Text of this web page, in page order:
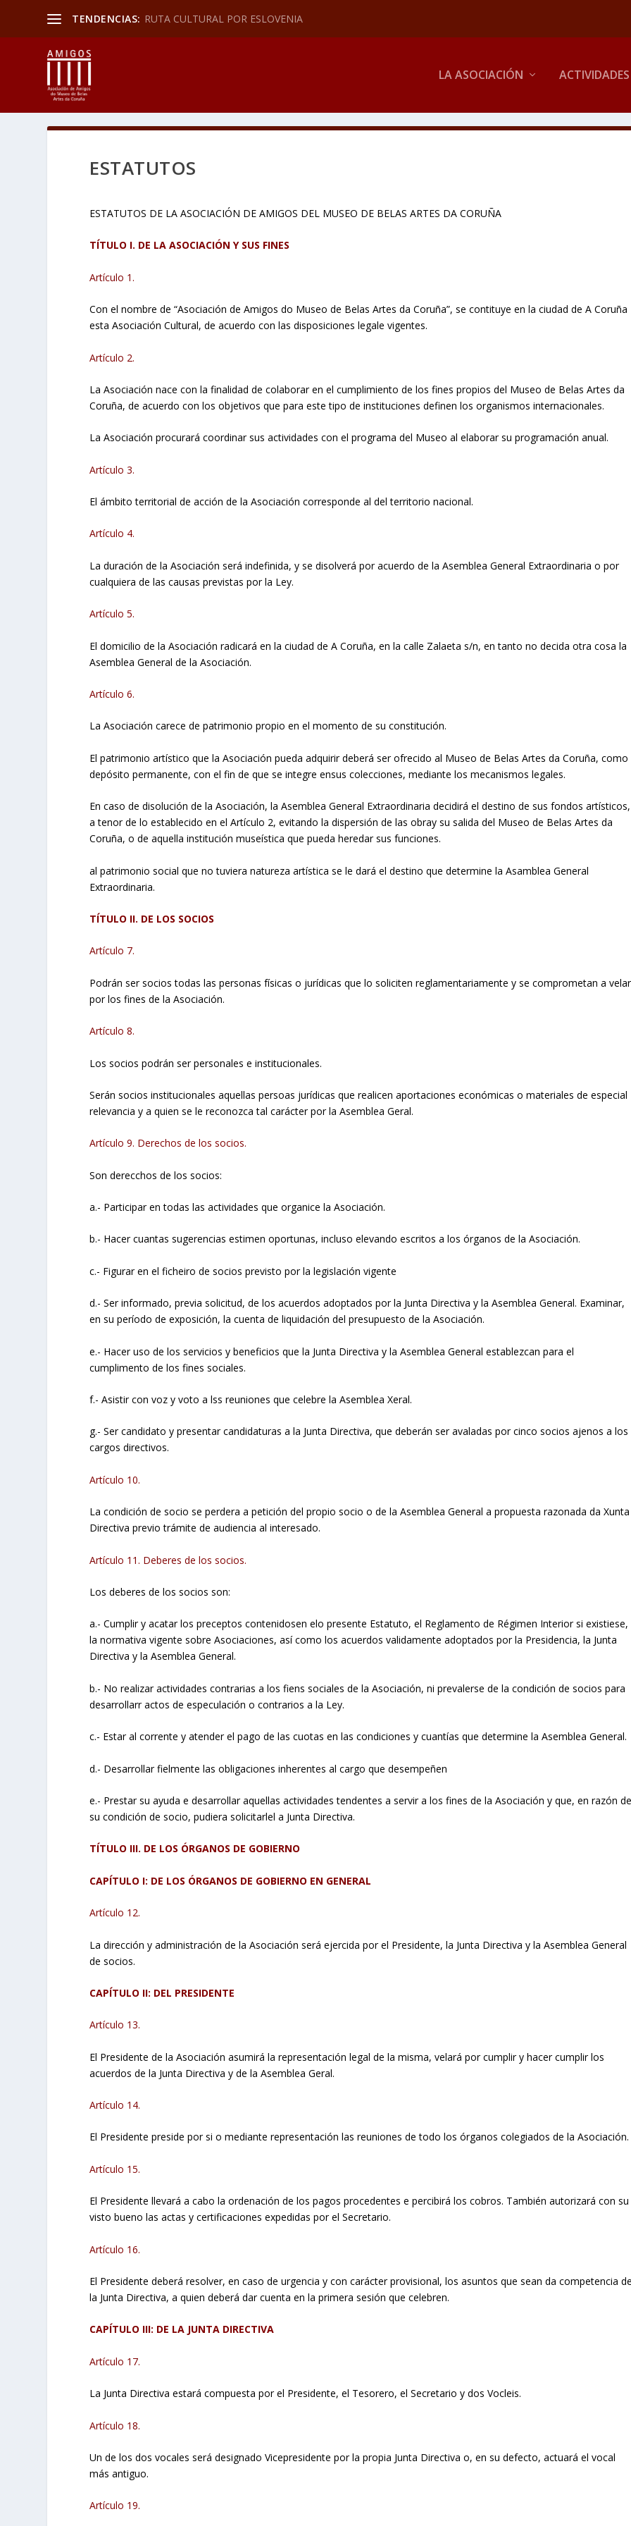
TENDENCIAS: RUTA CULTURAL POR ESLOVENIA
LA ASOCIACIÓN ACTIVIDADES
ESTATUTOS
ESTATUTOS DE LA ASOCIACIÓN DE AMIGOS DEL MUSEO DE BELAS ARTES DA CORUÑA
TÍTULO I. DE LA ASOCIACIÓN Y SUS FINES
Artículo 1.
Con el nombre de “Asociación de Amigos do Museo de Belas Artes da Coruña”, se contituye en la ciudad de A Coruña
esta Asociación Cultural, de acuerdo con las disposiciones legale vigentes.
Artículo 2.
La Asociación nace con la finalidad de colaborar en el cumplimiento de los fines propios del Museo de Belas Artes da
Coruña, de acuerdo con los objetivos que para este tipo de instituciones definen los organismos internacionales.
La Asociación procurará coordinar sus actividades con el programa del Museo al elaborar su programación anual.
Artículo 3.
El ámbito territorial de acción de la Asociación corresponde al del territorio nacional.
Artículo 4.
La duración de la Asociación será indefinida, y se disolverá por acuerdo de la Asemblea General Extraordinaria o por
cualquiera de las causas previstas por la Ley.
Artículo 5.
El domicilio de la Asociación radicará en la ciudad de A Coruña, en la calle Zalaeta s/n, en tanto no decida otra cosa la
Asemblea General de la Asociación.
Artículo 6.
La Asociación carece de patrimonio propio en el momento de su constitución.
El patrimonio artístico que la Asociación pueda adquirir deberá ser ofrecido al Museo de Belas Artes da Coruña, como
depósito permanente, con el fin de que se integre ensus colecciones, mediante los mecanismos legales.
En caso de disolución de la Asociación, la Asemblea General Extraordinaria decidirá el destino de sus fondos artísticos,
a tenor de lo establecido en el Artículo 2, evitando la dispersión de las obray su salida del Museo de Belas Artes da
Coruña, o de aquella institución museística que pueda heredar sus funciones.
al patrimonio social que no tuviera natureza artística se le dará el destino que determine la Asamblea General
Extraordinaria.
TÍTULO II. DE LOS SOCIOS
Artículo 7.
Podrán ser socios todas las personas físicas o jurídicas que lo soliciten reglamentariamente y se comprometan a velar
por los fines de la Asociación.
Artículo 8.
Los socios podrán ser personales e institucionales.
Serán socios institucionales aquellas persoas jurídicas que realicen aportaciones económicas o materiales de especial
relevancia y a quien se le reconozca tal carácter por la Asemblea Geral.
Artículo 9. Derechos de los socios.
Son derecchos de los socios:
a.- Participar en todas las actividades que organice la Asociación.
b.- Hacer cuantas sugerencias estimen oportunas, incluso elevando escritos a los órganos de la Asociación.
c.- Figurar en el ficheiro de socios previsto por la legislación vigente
d.- Ser informado, previa solicitud, de los acuerdos adoptados por la Junta Directiva y la Asemblea General. Examinar,
en su período de exposición, la cuenta de liquidación del presupuesto de la Asociación.
e.- Hacer uso de los servicios y beneficios que la Junta Directiva y la Asemblea General establezcan para el
cumplimento de los fines sociales.
f.- Asistir con voz y voto a lss reuniones que celebre la Asemblea Xeral.
g.- Ser candidato y presentar candidaturas a la Junta Directiva, que deberán ser avaladas por cinco socios ajenos a los
cargos directivos.
Artículo 10.
La condición de socio se perdera a petición del propio socio o de la Asemblea General a propuesta razonada da Xunta
Directiva previo trámite de audiencia al interesado.
Artículo 11. Deberes de los socios.
Los deberes de los socios son:
a.- Cumplir y acatar los preceptos contenidosen elo presente Estatuto, el Reglamento de Régimen Interior si existiese,
la normativa vigente sobre Asociaciones, así como los acuerdos validamente adoptados por la Presidencia, la Junta
Directiva y la Asemblea General.
b.- No realizar actividades contrarias a los fiens sociales de la Asociación, ni prevalerse de la condición de socios para
desarrollarr actos de especulación o contrarios a la Ley.
c.- Estar al corrente y atender el pago de las cuotas en las condiciones y cuantías que determine la Asemblea General.
d.- Desarrollar fielmente las obligaciones inherentes al cargo que desempeñen
e.- Prestar su ayuda e desarrollar aquellas actividades tendentes a servir a los fines de la Asociación y que, en razón
su condición de socio, pudiera solicitarlel a Junta Directiva.
TÍTULO III. DE LOS ÓRGANOS DE GOBIERNO
CAPÍTULO I: DE LOS ÓRGANOS DE GOBIERNO EN GENERAL
Artículo 12.
La dirección y administración de la Asociación será ejercida por el Presidente, la Junta Directiva y la Asemblea General
de socios.
CAPÍTULO II: DEL PRESIDENTE
Artículo 13.
El Presidente de la Asociación asumirá la representación legal de la misma, velará por cumplir y hacer cumplir los
acuerdos de la Junta Directiva y de la Asemblea Geral.
Artículo 14.
El Presidente preside por si o mediante representación las reuniones de todo los órganos colegiados de la Asociación.
Artículo 15.
El Presidente llevará a cabo la ordenación de los pagos procedentes e percibirá los cobros. También autorizará con su
visto bueno las actas y certificaciones expedidas por el Secretario.
Artículo 16.
El Presidente deberá resolver, en caso de urgencia y con carácter provisional, los asuntos que sean da competencia
la Junta Directiva, a quien deberá dar cuenta en la primera sesión que celebren.
CAPÍTULO III: DE LA JUNTA DIRECTIVA
Artículo 17.
La Junta Directiva estará compuesta por el Presidente, el Tesorero, el Secretario y dos Vocleis.
Artículo 18.
Un de los dos vocales será designado Vicepresidente por la propia Junta Directiva o, en su defecto, actuará el vocal
más antiguo.
Artículo 19.